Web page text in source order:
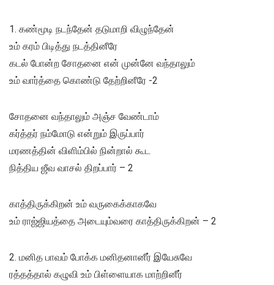
1. கண்மூடி நடந்தேன் தடுமாறி விழுந்தேன்
உம் கரம் பிடித்து நடத்தினீரே
கடல் போன்ற சோதனை என் முன்னே வந்தாலும்
உம் வார்த்தை கொண்டு தேற்றினீரே -2
சோதனை வந்தாலும் அஞ்ச வேண்டாம்
கர்த்தர் நம்மோடு என்றும் இருப்பார்
மரணத்தின் விளிம்பில் நின்றால் கூட
நித்திய ஜீவ வாசல் திறப்பார் – 2
காத்திருக்கிறன் உம் வருகைக்காகவே
உம் ராஜ்ஜியத்தை அடையும்வரை காத்திருக்கிறன் – 2
2. மனித பாவம் போக்க மனிதனானீர் இயேசுவே
ரத்தத்தால் கழுவி உம் பிள்ளையாக மாற்றினீர்